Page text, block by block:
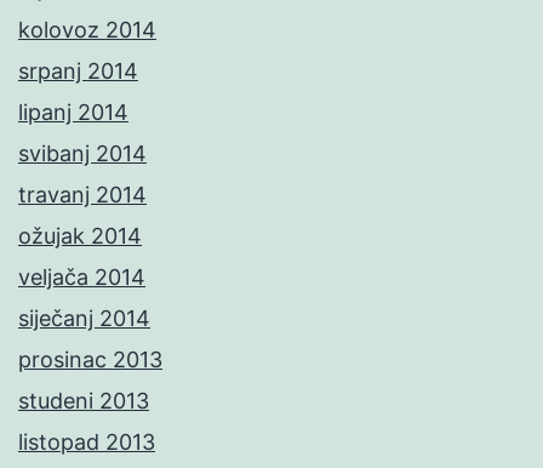
kolovoz 2014
srpanj 2014
lipanj 2014
svibanj 2014
travanj 2014
ožujak 2014
veljača 2014
siječanj 2014
prosinac 2013
studeni 2013
listopad 2013